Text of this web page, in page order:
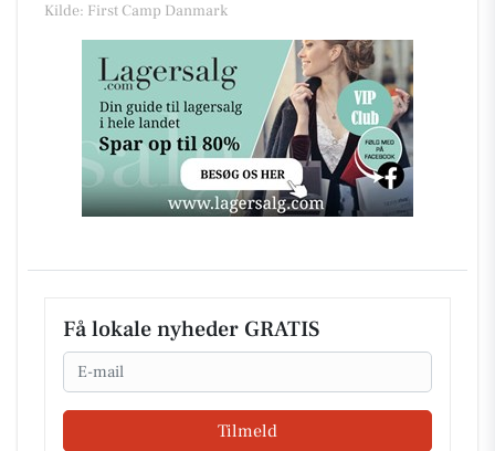
Kilde: First Camp Danmark
Få lokale nyheder GRATIS
Email
Tilmeld